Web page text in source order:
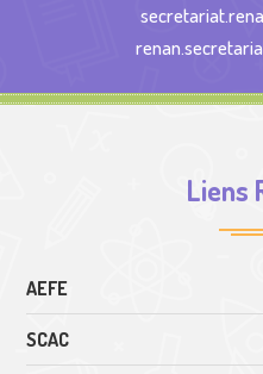
Liens
AEFE
SCAC